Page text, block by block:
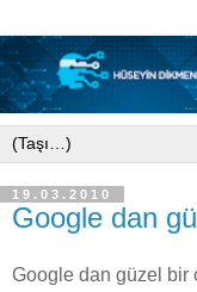
19.03.2010
Google dan
Google dan güzel bir